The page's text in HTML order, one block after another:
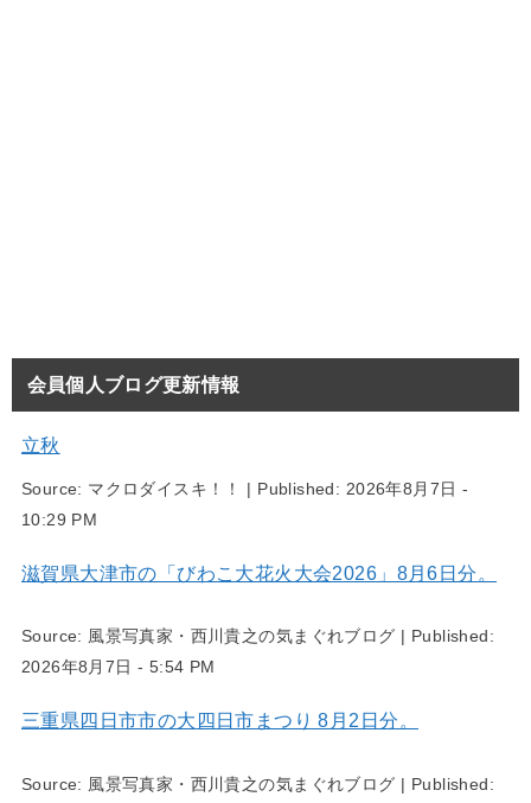
会員個人ブログ更新情報
立秋
Source: マクロダイスキ！！ | Published: 2026年8月7日 -
10:29 PM
滋賀県大津市の「びわこ大花火大会2026」8月6日分。
Source: 風景写真家・西川貴之の気まぐれブログ | Published:
2026年8月7日 - 5:54 PM
三重県四日市市の大四日市まつり 8月2日分。
Source: 風景写真家・西川貴之の気まぐれブログ | Published: